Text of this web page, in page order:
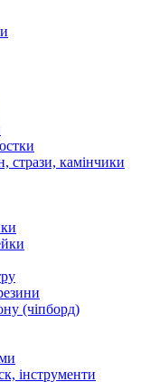
стрази, камінчики
(чіпборд)
інструменти